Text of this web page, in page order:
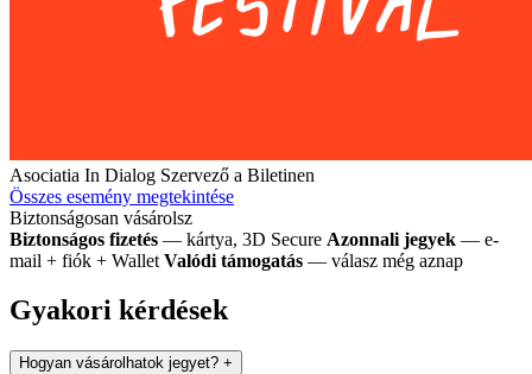
Asociatia In Dialog Szervező a Biletinen
Összes esemény megtekintése
Biztonságosan vásárolsz
Biztonságos fizetés — kártya, 3D Secure Azonnali jegyek — e-
mail + fiók + Wallet Valódi támogatás — válasz még aznap
Gyakori kérdések
Hogyan vásárolhatok jegyet? +